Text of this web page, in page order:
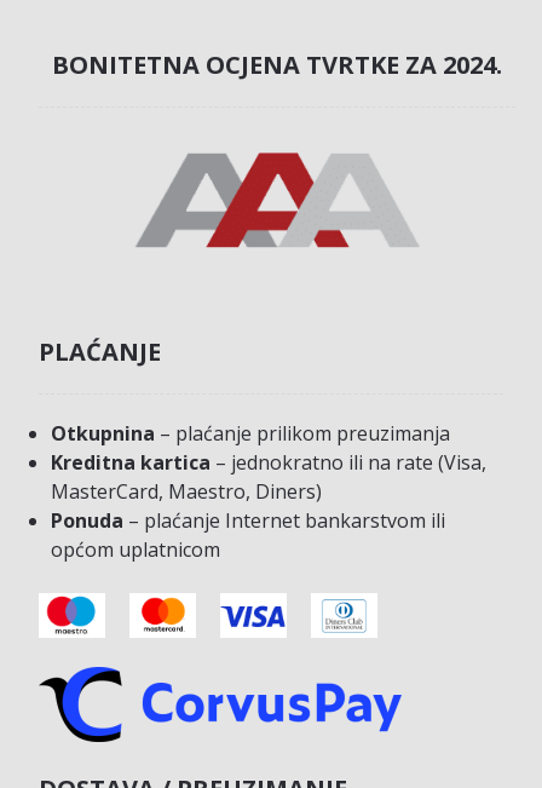
BONITETNA OCJENA TVRTKE ZA 2024.
PLAĆANJE
Otkupnina – plaćanje prilikom preuzimanja
Kreditna kartica – jednokratno ili na rate (Visa,
MasterCard, Maestro, Diners)
Ponuda – plaćanje Internet bankarstvom ili
općom uplatnicom